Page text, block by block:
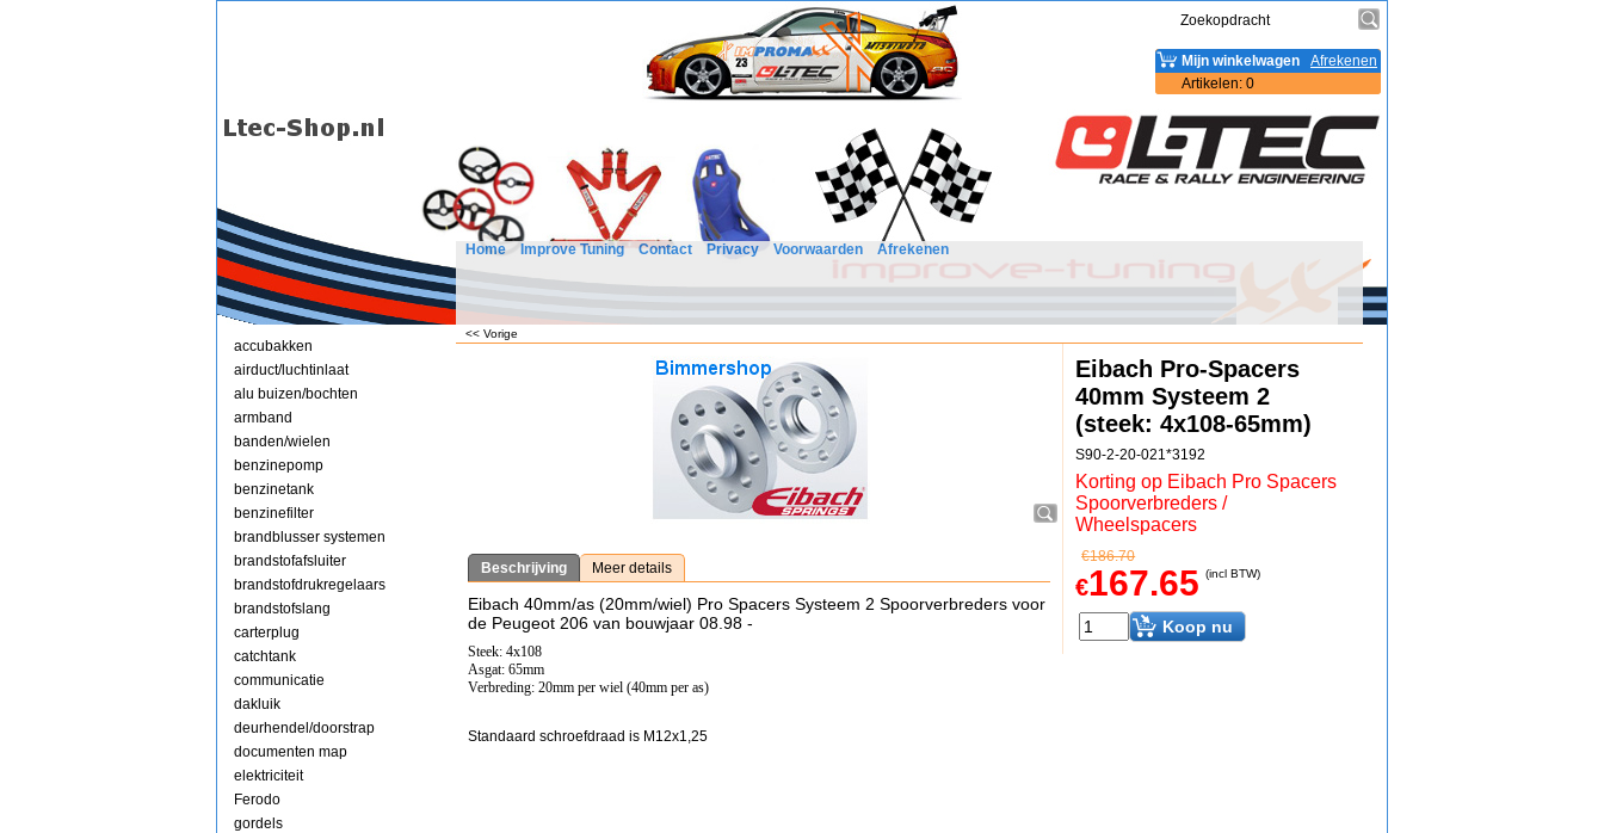
Afrekenen
Mijn winkelwagen
Artikelen: 0
Home Improve Tuning Contact Privacy Voorwaarden Afrekenen
accubakken
airduct/luchtinlaat
alu buizen/bochten
armband
banden/wielen
benzinepomp
benzinetank
benzinefilter
brandblusser systemen
brandstofafsluiter
brandstofdrukregelaars
brandstofslang
carterplug
catchtank
communicatie
dakluik
deurhendel/doorstrap
documenten map
elektriciteit
Ferodo
gordels
<< Vorige
Eibach Pro-Spacers
40mm Systeem 2
(steek: 4x108-65mm)
S90-2-20-021*3192
Korting op Eibach Pro Spacers
Spoorverbreders /
Wheelspacers
€186.70
€167.65 (incl BTW)
Koop nu
Beschrijving Meer details
Eibach 40mm/as (20mm/wiel) Pro Spacers Systeem 2 Spoorverbreders voor
de Peugeot 206 van bouwjaar 08.98 -
Steek: 4x108
Asgat: 65mm
Verbreding: 20mm per wiel (40mm per as)
Standaard schroefdraad is M12x1,25